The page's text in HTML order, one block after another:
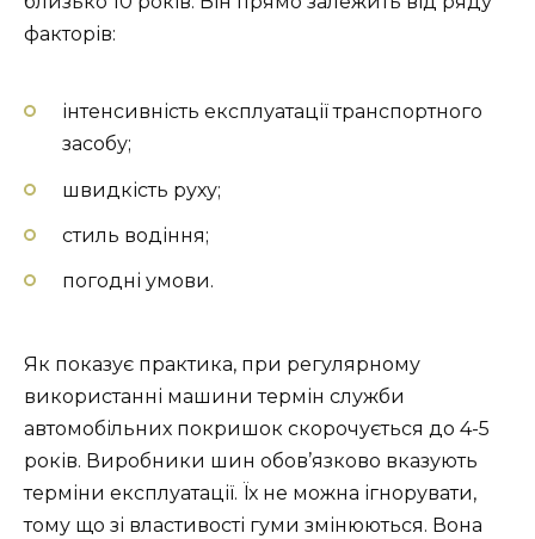
факторів:
інтенсивність експлуатації транспортного
засобу;
швидкість руху;
стиль водіння;
погодні умови.
Як показує практика, при регулярному
використанні машини термін служби
автомобільних покришок скорочується до 4-5
років. Виробники шин обов’язково вказують
терміни експлуатації. Їх не можна ігнорувати,
тому що зі властивості гуми змінюються. Вона